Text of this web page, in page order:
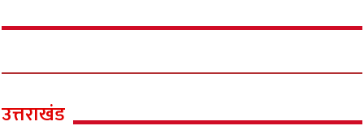
उत्तराखंड